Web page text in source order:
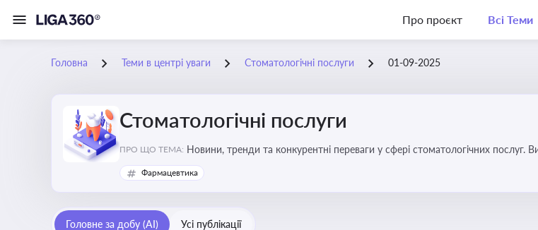
Про проєкт Всі Теми
Головна Теми в центрі уваги Стоматологічні послуги 01-09-2025
Стоматологічні послуги
ПРО ЩО ТЕМА: Новини, тренди та конкурентні переваги у сфері стоматологічних послуг. Використання
обслуговування
Фармацевтика
Головне за добу (AI) Усі публікації